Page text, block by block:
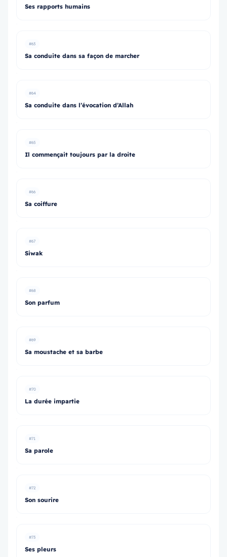
Ses rapports humains
#63
Sa conduite dans sa façon de marcher
#64
Sa conduite dans l’évocation d’Allah
#65
Il commençait toujours par la droite
#66
Sa coiffure
#67
Siwak
#68
Son parfum
#69
Sa moustache et sa barbe
#70
La durée impartie
#71
Sa parole
#72
Son sourire
#73
Ses pleurs